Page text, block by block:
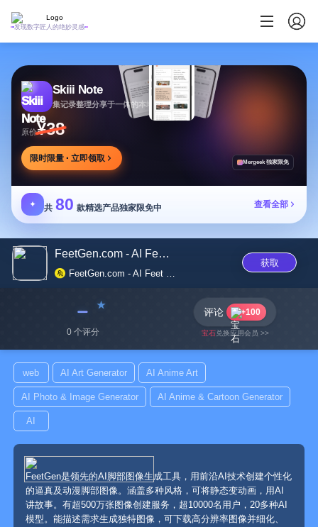
发现数字匠人的绝妙灵感
Skiii Note
集记录整理分享于一体的本地写作工作台
原价¥38
限时限量 · 立即领取 Mergeek 独家限免
✦ 共 80 款精选产品独家限免中 查看全部
FeetGen.com - AI Feet Generato...
FeetGen.com - AI Feet Generator
获取
﹣
0 个评分
评论 +100
宝石兑换应用会员 >>
web AI Art Generator AI Anime Art
AI Photo & Image Generator AI Anime & Cartoon Generator
AI
FeetGen是领先的AI脚部图像生成工具，用前沿AI技术创建个性化
的逼真及动漫脚部图像。涵盖多种风格，可将静态变动画，用AI
讲故事。有超500万张图像创建服务，超10000名用户，20多种AI
模型。能描述需求生成独特图像，可下载高分辨率图像并细化、